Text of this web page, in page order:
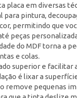
placa em diversas
para pintura,
permitindo que
peças
do MDF torna a
e colas.
superior e facilitar
é lixar a
remove pequenas